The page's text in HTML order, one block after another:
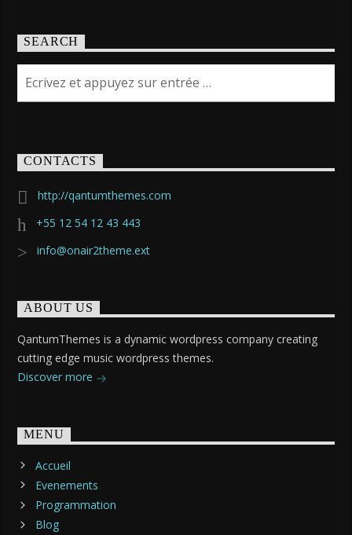
SEARCH
CONTACTS
http://qantumthemes.com
+55 12 54 12 43 443
info@onair2theme.ext
ABOUT US
QantumThemes is a dynamic wordpress company creating
cutting edge music wordpress themes.
Discover more
MENU
Accueil
Evenements
Programmation
Blog